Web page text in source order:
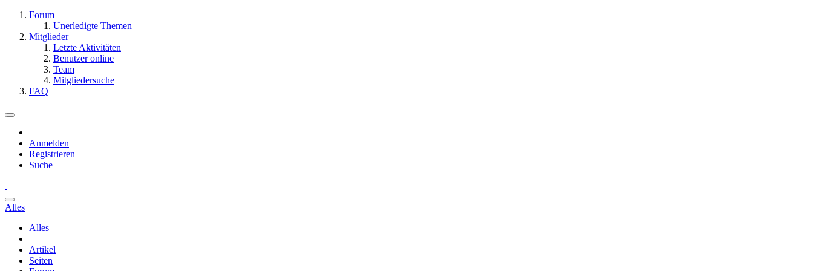
Forum
Unerledigte Themen
Mitglieder
Letzte Aktivitäten
Benutzer online
Team
Mitgliedersuche
FAQ
Anmelden
Registrieren
Suche
Alles
Alles
Artikel
Seiten